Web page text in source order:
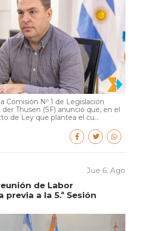
Comisión Nº 1 de Legislación
Thusen (SF) anunció que, en el
de Ley que plantea el cu...
Jue 6. Ago
de Labor
previa a la 5.ª Sesión